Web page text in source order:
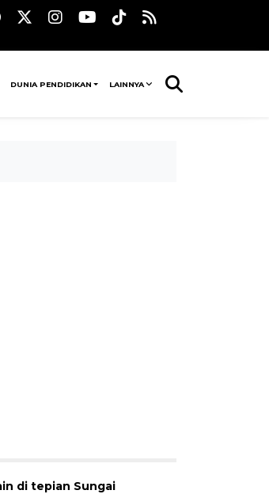
DUNIA PENDIDIKAN LAINNYA
di tepian Sungai